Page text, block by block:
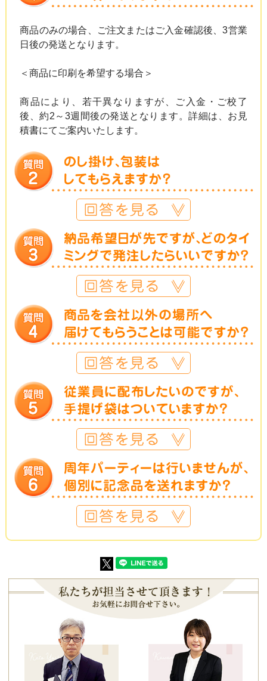
商品のみの場合、ご注文またはご入金確認後、3営業
日後の発送となります。
＜商品に印刷を希望する場合＞
商品により、若干異なりますが、ご入金・ご校了
後、約2～3週間後の発送となります。詳細は、お見
積書にてご案内いたします。